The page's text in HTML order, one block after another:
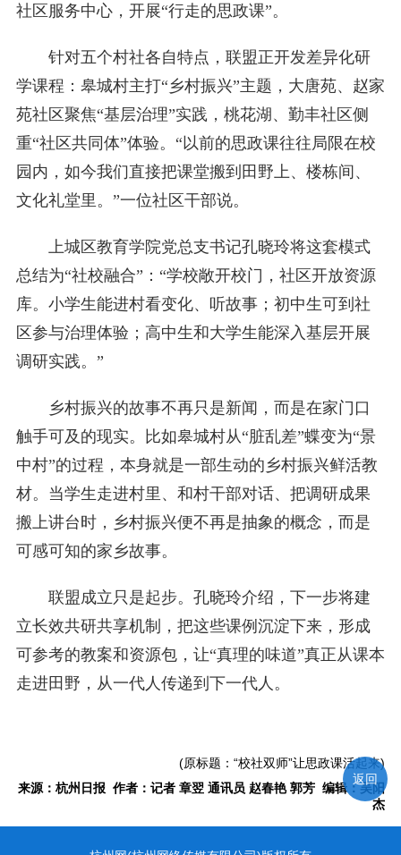
社区服务中心，开展“行走的思政课”。
针对五个村社各自特点，联盟正开发差异化研
学课程：皋城村主打“乡村振兴”主题，大唐苑、赵家
苑社区聚焦“基层治理”实践，桃花湖、勤丰社区侧
重“社区共同体”体验。“以前的思政课往往局限在校
园内，如今我们直接把课堂搬到田野上、楼栋间、
文化礼堂里。”一位社区干部说。
上城区教育学院党总支书记孔晓玲将这套模式
总结为“社校融合”：“学校敞开校门，社区开放资源
库。小学生能进村看变化、听故事；初中生可到社
区参与治理体验；高中生和大学生能深入基层开展
调研实践。”
乡村振兴的故事不再只是新闻，而是在家门口
触手可及的现实。比如皋城村从“脏乱差”蝶变为“景
中村”的过程，本身就是一部生动的乡村振兴鲜活教
材。当学生走进村里、和村干部对话、把调研成果
搬上讲台时，乡村振兴便不再是抽象的概念，而是
可感可知的家乡故事。
联盟成立只是起步。孔晓玲介绍，下一步将建
立长效共研共享机制，把这些课例沉淀下来，形成
可参考的教案和资源包，让“真理的味道”真正从课本
走进田野，从一代人传递到下一代人。
(原标题：“校社双师”让思政课活起来)
来源：杭州日报 作者：记者 章翌 通讯员 赵春艳 郭芳 编辑：吴阳
杰
返回